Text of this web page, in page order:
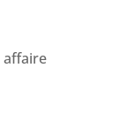
affaire